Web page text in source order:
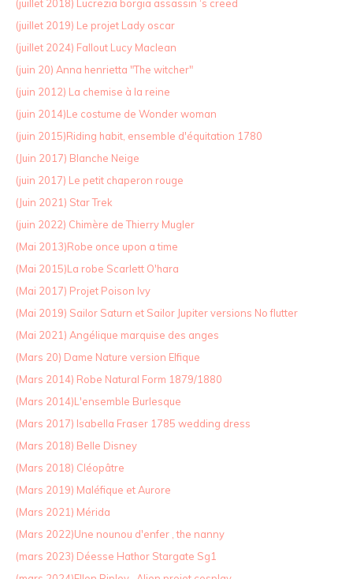
(juillet 2018) Lucrezia borgia assassin ‘s creed
(juillet 2019) Le projet Lady oscar
(juillet 2024) Fallout Lucy Maclean
(juin 20) Anna henrietta "The witcher"
(juin 2012) La chemise à la reine
(juin 2014)Le costume de Wonder woman
(juin 2015)Riding habit, ensemble d'équitation 1780
(Juin 2017) Blanche Neige
(juin 2017) Le petit chaperon rouge
(Juin 2021) Star Trek
(juin 2022) Chimère de Thierry Mugler
(Mai 2013)Robe once upon a time
(Mai 2015)La robe Scarlett O'hara
(Mai 2017) Projet Poison Ivy
(Mai 2019) Sailor Saturn et Sailor Jupiter versions No flutter
(Mai 2021) Angélique marquise des anges
(Mars 20) Dame Nature version Elfique
(Mars 2014) Robe Natural Form 1879/1880
(Mars 2014)L'ensemble Burlesque
(Mars 2017) Isabella Fraser 1785 wedding dress
(Mars 2018) Belle Disney
(Mars 2018) Cléopâtre
(Mars 2019) Maléfique et Aurore
(Mars 2021) Mérida
(Mars 2022)Une nounou d'enfer , the nanny
(mars 2023) Déesse Hathor Stargate Sg1